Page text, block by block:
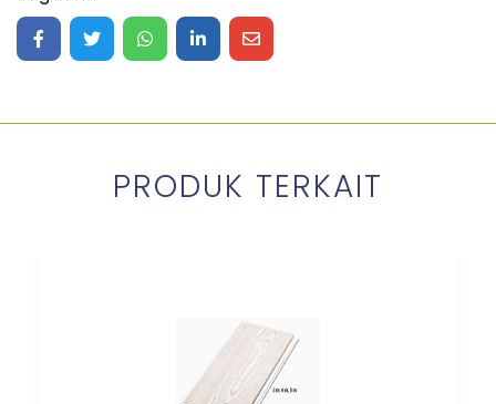
Share on Facebook
Share on Twitter
Share on WhatsApp
Share on LinkedIn
Share on Mail
PRODUK TERKAIT